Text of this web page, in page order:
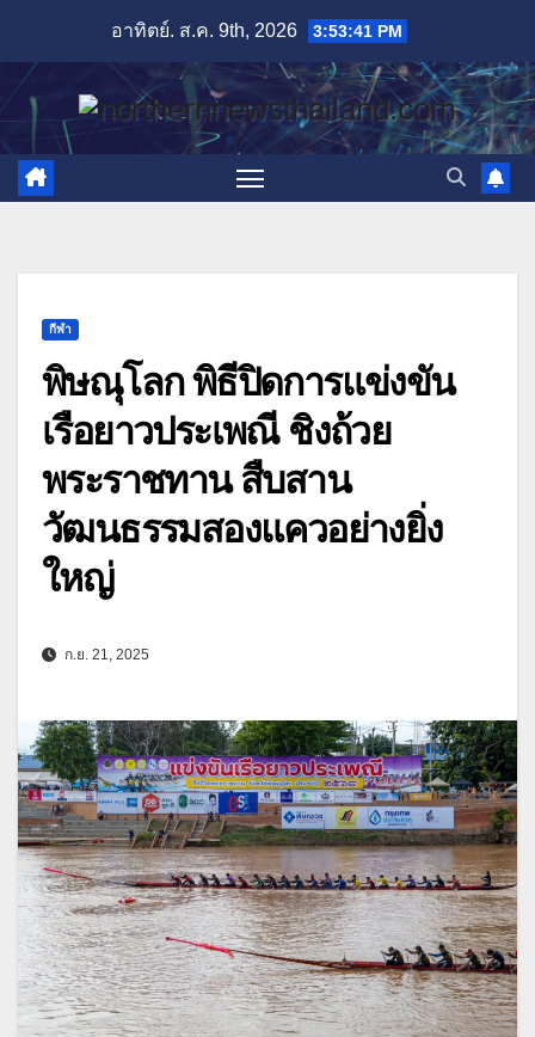
content
อาทิตย์. ส.ค. 9th, 2026 3:53:43 PM
กีฬา
พิษณุโลก พิธีปิดการแข่งขัน
เรือยาวประเพณี ชิงถ้วย
พระราชทาน สืบสาน
วัฒนธรรมสองแควอย่างยิ่ง
ใหญ่
ก.ย. 21, 2025